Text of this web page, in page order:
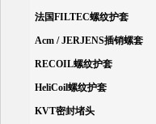
法国FILTEC螺纹护套
Acm / JERJENS插销螺套
RECOIL螺纹护套
HeliCoil螺纹护套
KVT密封堵头